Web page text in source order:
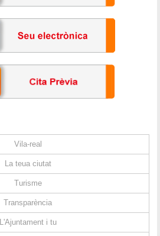
Vila-real
La teua ciutat
Turisme
Transparència
L'Ajuntament i tu